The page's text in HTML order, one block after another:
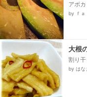
アボ
ょう
by ｆ
大根
割り干
Ａ・
by はな